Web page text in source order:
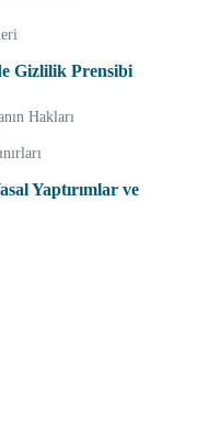
Gizlilik Prensibi
Hakları
Yaptırımlar ve